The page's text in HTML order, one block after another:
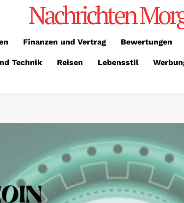
Nachrichten
Finanzen und Vertrag Bewertungen
Technik Reisen Lebensstil